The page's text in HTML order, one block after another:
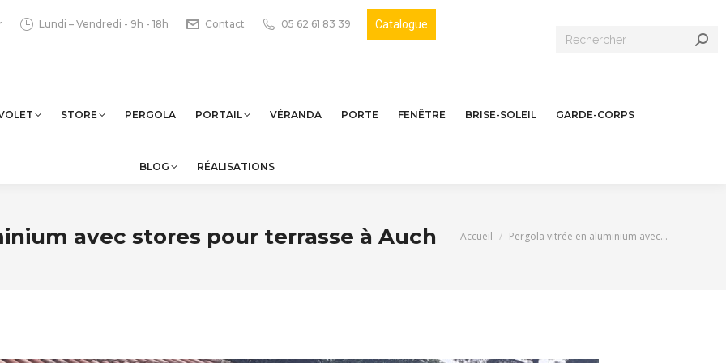
Lundi – Vendredi - 9h - 18h Contact 05 62 61 83 39 Catalogue
Recherche
STORE PERGOLA PORTAIL VÉRANDA PORTE FENÊTRE BRISE-SOLEIL GARDE-CORPS
BLOG RÉALISATIONS
avec stores pour terrasse à Auch Vous êtes ici :
Accueil Pergola vitrée en aluminium avec…